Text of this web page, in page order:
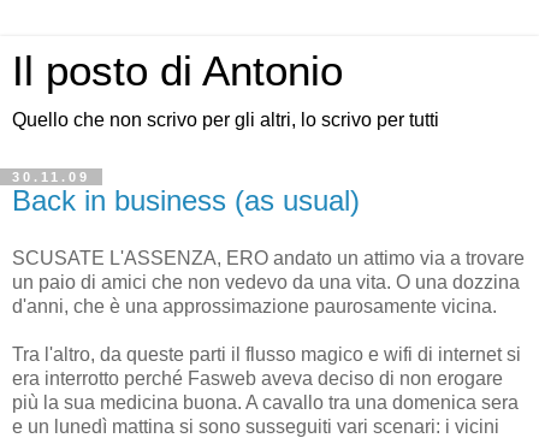
Il posto di Antonio
Quello che non scrivo per gli altri, lo scrivo per tutti
30.11.09
Back in business (as usual)
SCUSATE L'ASSENZA, ERO andato un attimo via a trovare
un paio di amici che non vedevo da una vita. O una dozzina
d'anni, che è una approssimazione paurosamente vicina.
Tra l'altro, da queste parti il flusso magico e wifi di internet si
era interrotto perché Fasweb aveva deciso di non erogare
più la sua medicina buona. A cavallo tra una domenica sera
e un lunedì mattina si sono susseguiti vari scenari: i vicini